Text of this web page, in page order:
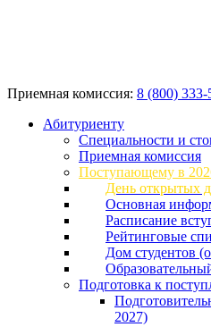
Приемная комиссия: 8 (800) 333-
Абитуриенту
Специальности и
Приемная комиссия
Поступающему в
День открытых
Основная
Расписание
Рейтинговые
Дом студентов
Подготовка к
2027)